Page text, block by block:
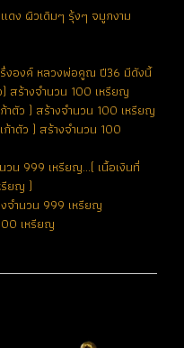
ง ผิวเดิมๆ รุ้งๆ จมูกงาม
งองค์ หลวงพ่อคูณ ปี36 มีดังนี้
สร้างจำนวน 100 เหรียญ
าตัว ) สร้างจำนวน 100 เหรียญ
าตัว ) สร้างจำนวน 100
วน 999 เหรียญ...( เนื้อเงินที่
รียญ )
จำนวน 999 เหรียญ
เหรียญ